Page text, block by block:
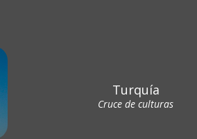
Turquía
Cruce de culturas